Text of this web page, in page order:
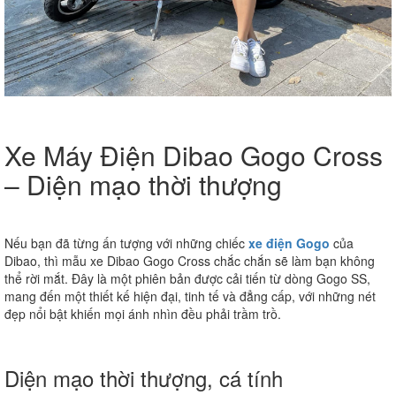
Xe Máy Điện Dibao Gogo Cross
– Diện mạo thời thượng
Nếu bạn đã từng ấn tượng với những chiếc xe điện Gogo của
Dibao, thì mẫu xe Dibao Gogo Cross chắc chắn sẽ làm bạn không
thể rời mắt. Đây là một phiên bản được cải tiến từ dòng Gogo SS,
mang đến một thiết kế hiện đại, tinh tế và đẳng cấp, với những nét
đẹp nổi bật khiến mọi ánh nhìn đều phải trầm trồ.
Diện mạo thời thượng, cá tính